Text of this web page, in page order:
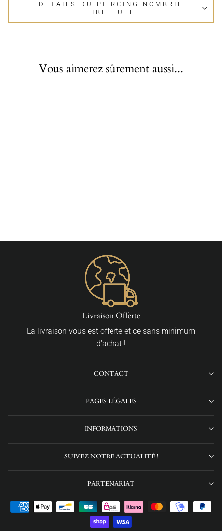
DETAILS DU PIERCING NOMBRIL
LIBELLULE
Vous aimerez sûrement aussi...
Livraison Offerte
La livraison vous est offerte et ce sans minimum
d'achat !
CONTACT
PAGES LÉGALES
INFORMATIONS
SUIVEZ NOTRE ACTUALITÉ !
PARTENARIAT